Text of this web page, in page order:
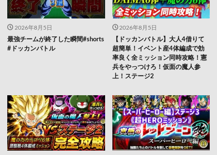
2026年8月5日
最強チームが終了した瞬間#shorts
#ドッカンバトル
2026年8月5日
【ドッカンバトル】大人4借りて
超簡単！イベント産4体編成で効
率良く全ミッション同時攻略！憲
兵をやっつけろ！仮面の魔人参
上！ステージ2